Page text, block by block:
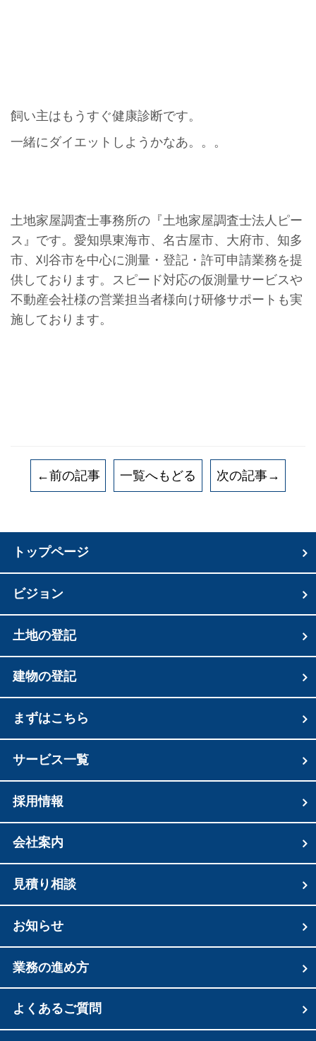
飼い主はもうすぐ健康診断です。
一緒にダイエットしようかなあ。。。
土地家屋調査士事務所の『土地家屋調査士法人ピー
ス』です。愛知県東海市、名古屋市、大府市、知多
市、刈谷市を中心に測量・登記・許可申請業務を提
供しております。スピード対応の仮測量サービスや
不動産会社様の営業担当者様向け研修サポートも実
施しております。
←前の記事 一覧へもどる 次の記事→
トップページ
ビジョン
土地の登記
建物の登記
まずはこちら
サービス一覧
採用情報
会社案内
見積り相談
お知らせ
業務の進め方
よくあるご質問